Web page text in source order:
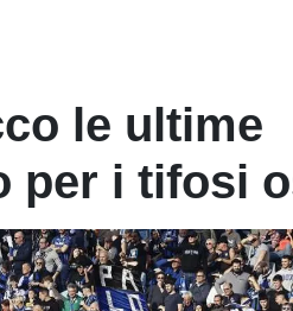
le ultime
per i tifosi